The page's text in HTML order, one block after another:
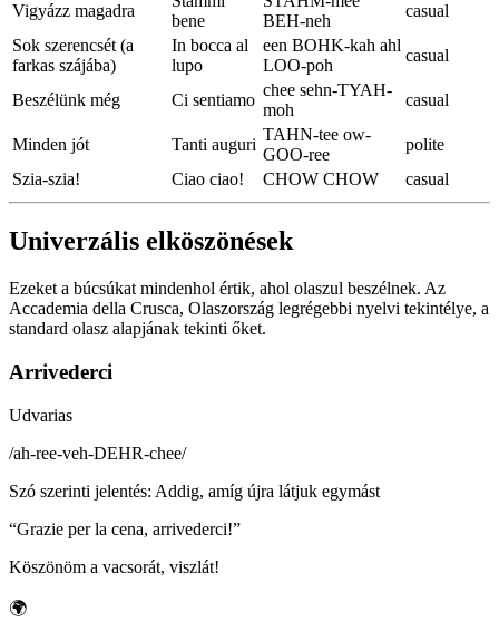
Vigyázz magadra
bene
BEH-neh
casual
Sok szerencsét (a
farkas szájába)
In bocca al
lupo
een BOHK-kah ahl
LOO-poh
casual
Beszélünk még Ci sentiamo
chee sehn-TYAH-
moh
casual
Minden jót Tanti auguri
TAHN-tee ow-
GOO-ree
polite
Szia-szia!
Ciao ciao! CHOW CHOW casual
Univerzális elköszönések
Ezeket a búcsúkat mindenhol értik, ahol olaszul beszélnek. Az
Accademia della Crusca, Olaszország legrégebbi nyelvi tekintélye, a
standard olasz alapjának tekinti őket.
Arrivederci
Udvarias
/ah-ree-veh-DEHR-chee/
Szó szerinti jelentés: Addig, amíg újra látjuk egymást
“Grazie per la cena, arrivederci!”
Köszönöm a vacsorát, viszlát!
🌍